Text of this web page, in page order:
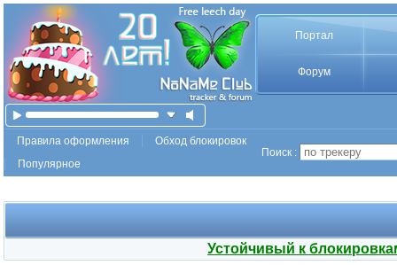
Портал
Форум
Правила оформления
Обход блокировок
Популярное
Поиск :
Устойчивый к